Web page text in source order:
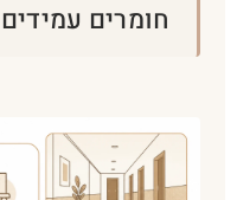
חומרים עמידים